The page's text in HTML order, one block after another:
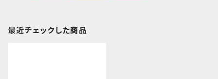
最近チェックした商品